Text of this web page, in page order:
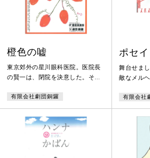
橙色の嘘
東京郊外の星川眼科医院。医院長
の賢一は、閉院を決意した。そし
彼の一人娘の母親代わりをもつと
めた看護師の陽子に蓼科のコテー
ジをプレゼントし、勇退。これで
一件落着。ところが「先生、私、
嘘をついていたんです。ここはど
うしても、先生に辻褄を合わせて
有限会社劇団銅鑼
ポセ
舞台せま
敵なメル
がった小
が発見さ
は浮かれ
が、その
一度のポ
は素晴ら
有限会社